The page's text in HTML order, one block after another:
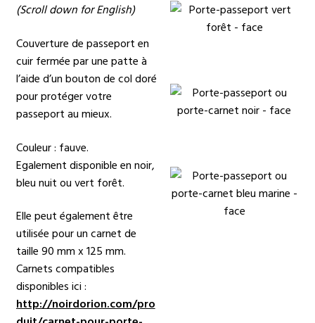
(Scroll down for English)
Couverture de passeport en
cuir fermée par une patte à
l’aide d’un bouton de col doré
pour protéger votre
passeport au mieux.
Couleur : fauve.
Egalement disponible en noir,
bleu nuit ou vert forêt.
Elle peut également être
utilisée pour un carnet de
taille 90 mm x 125 mm.
Carnets compatibles
disponibles ici :
http://noirdorion.com/pro